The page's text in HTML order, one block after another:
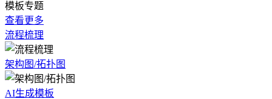
模板专题
查看更多
流程梳理
架构图/拓扑图
AI生成模板